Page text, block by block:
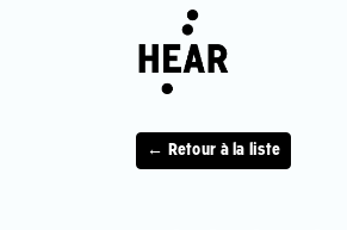
← Retour à la liste